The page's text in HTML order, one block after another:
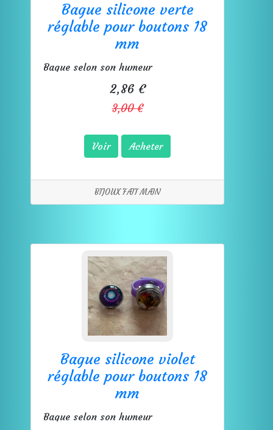
Bague silicone verte
réglable pour boutons 18
mm
Bague selon son humeur
2,86 €
3,00 €
Voir Acheter
BIJOUX FAIT MAIN
Bague silicone violet
réglable pour boutons 18
mm
Bague selon son humeur